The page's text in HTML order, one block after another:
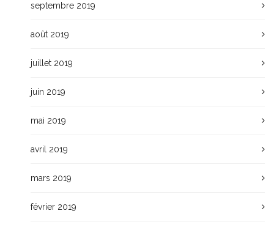
septembre 2019
août 2019
juillet 2019
juin 2019
mai 2019
avril 2019
mars 2019
février 2019